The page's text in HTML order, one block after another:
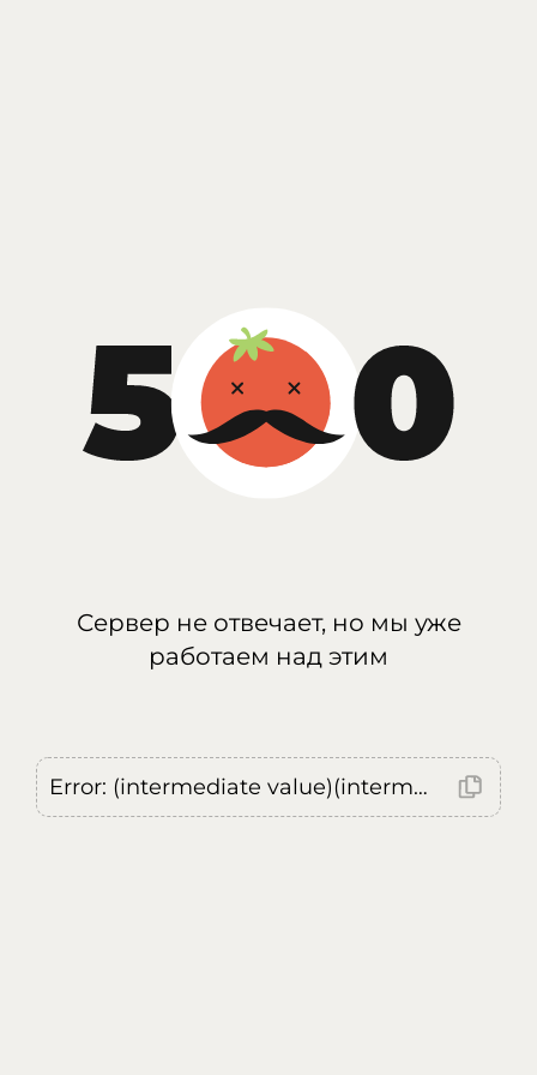
Сервер не отвечает, но мы уже
работаем над этим
Error: (intermediate value)(intermediate value)(intermediate value).replaceAll is not a function